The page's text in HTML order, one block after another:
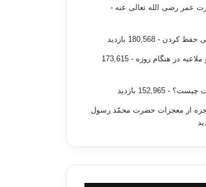
عمر رضی الله تعالی عنه -
حفظ کردن - 180,568 بازدید
در هنگام روزه
- 173,615
چیست؟ - 152,965 بازدید
از معجزات حضرت محمّد رسول